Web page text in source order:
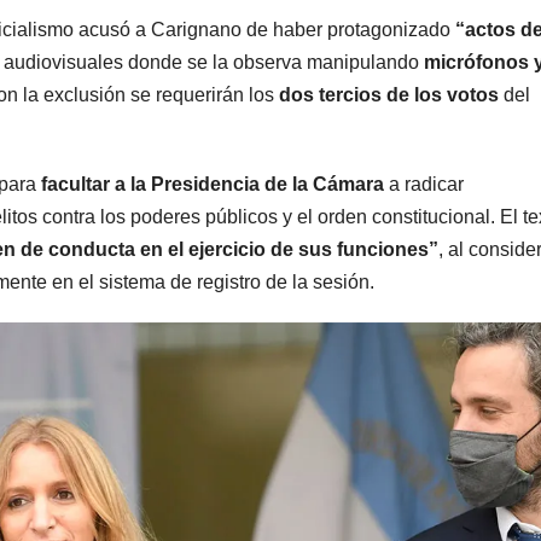
acusó a Carignano de haber protagonizado “actos
donde se la observa manipulando micrófonos
la exclusión se requerirán los dos tercios de los votos del
facultar a la Presidencia de la Cámara a radicar
contra los poderes públicos y el orden constitucional. El
de conducta en el ejercicio de sus funciones”, al
en el sistema de registro de la sesión.
San Juan U$D
250 millones
aporte
extraordinario
y no
reembolsable
y
el
media